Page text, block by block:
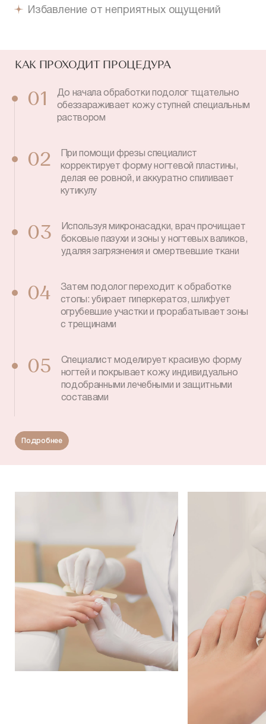
Избавление от неприятных ощущений
КАК ПРОХОДИТ ПРОЦЕДУРА
01
До начала обработки подолог тщательно
обеззараживает кожу ступней специальным
раствором
02
При помощи фрезы специалист
корректирует форму ногтевой пластины,
делая ее ровной, и аккуратно спиливает
кутикулу
03
Используя микронасадки, врач прочищает
боковые пазухи и зоны у ногтевых валиков,
удаляя загрязнения и омертвевшие ткани
04
Затем подолог переходит к обработке
стопы: убирает гиперкератоз, шлифует
огрубевшие участки и прорабатывает зоны
с трещинами
05
Специалист моделирует красивую форму
ногтей и покрывает кожу индивидуально
подобранными лечебными и защитными
составами
Подробнее